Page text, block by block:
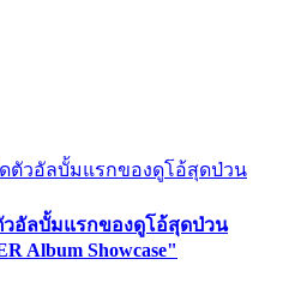
อัลบั้มแรกของดูโอ้สุดป่วน
Album Showcase"